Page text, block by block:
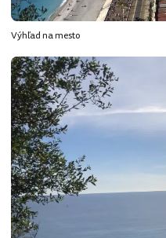
Výhľad na mesto